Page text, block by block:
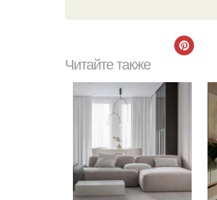
Читайте также